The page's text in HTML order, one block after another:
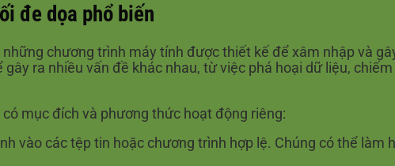
đe dọa phổ biến
chương trình máy tính được thiết kế để xâm nhập và
ra nhiều vấn đề khác nhau, từ việc phá hoại dữ liệu,
mục đích và phương thức hoạt động riêng:
vào các tệp tin hoặc chương trình hợp lệ. Chúng có thể làm